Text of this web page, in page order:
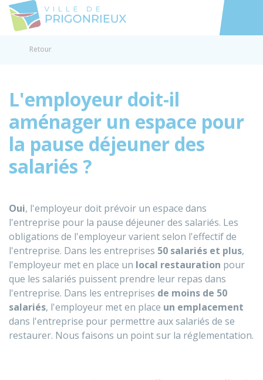
Accéder
Retour
L'employeur doit-il
aménager un espace pour
la pause déjeuner des
salariés ?
Oui, l'employeur doit prévoir un espace dans
l'entreprise pour la pause déjeuner des salariés. Les
obligations de l'employeur varient selon l'effectif de
l'entreprise. Dans les entreprises 50 salariés et plus,
l'employeur met en place un local restauration pour
que les salariés puissent prendre leur repas dans
l'entreprise. Dans les entreprises de moins de 50
salariés, l'employeur met en place un emplacement
dans l'entreprise pour permettre aux salariés de se
restaurer. Nous faisons un point sur la réglementation.